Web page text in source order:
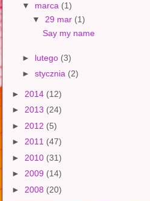
▼ marca (1)
▼ 29 mar (1)
Say my name
► lutego (3)
► stycznia (2)
► 2014 (12)
► 2013 (24)
► 2012 (5)
► 2011 (47)
► 2010 (31)
► 2009 (14)
► 2008 (20)